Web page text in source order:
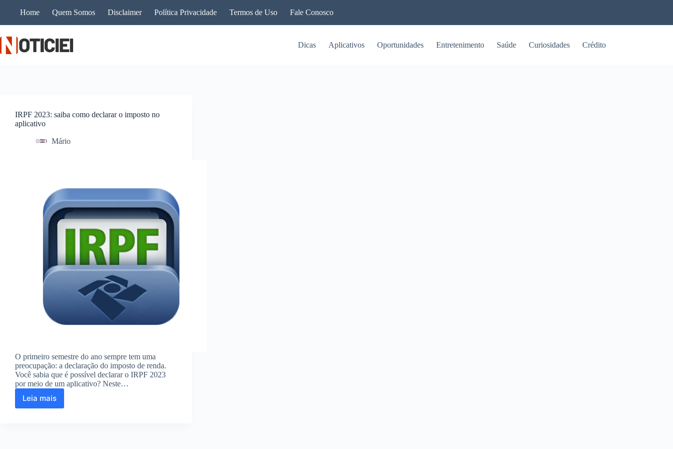
Home Quem Somos Disclaimer Política Privacidade Termos de Uso Fale Conosco
Dicas Aplicativos Oportunidades Entretenimento Saúde Curiosidades Crédito
IRPF 2023: saiba como declarar o imposto no
aplicativo
Mário
O primeiro semestre do ano sempre tem uma
preocupação: a declaração do imposto de renda.
Você sabia que é possível declarar o IRPF 2023
por meio de um aplicativo? Neste…
Leia mais
IRPF